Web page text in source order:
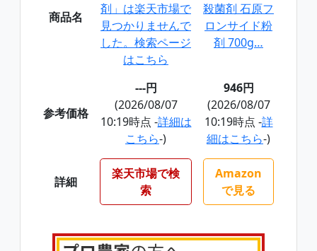
商品名
剤」は楽天市場で
見つかりませんで
した。検索ページ
はこちら
殺菌剤 石原フ
ロンサイド粉
剤 700g…
参考価格
---円
(2026/08/07
10:19時点 -詳細は
こちら-)
946円
(2026/08/07
10:19時点 -詳
細はこちら-)
詳細
楽天市場で検
索
Amazon
で見る